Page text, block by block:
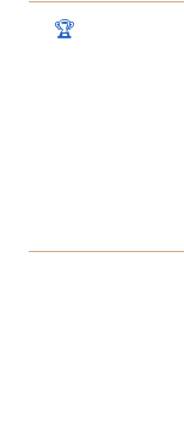
🏆